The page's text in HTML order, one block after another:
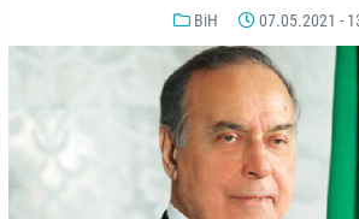
BiH 07.05.2021 -